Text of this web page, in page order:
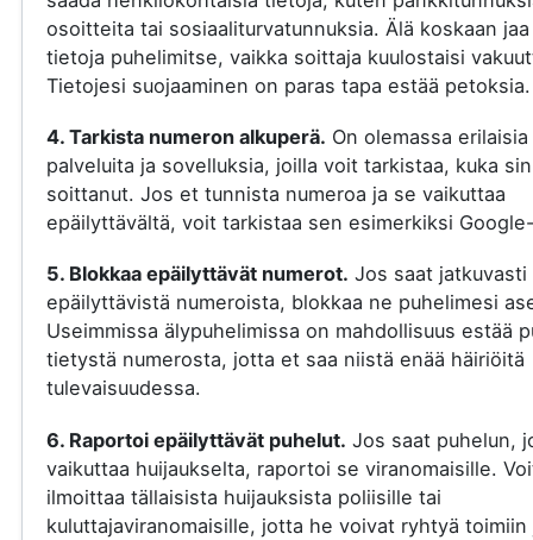
osoitteita tai sosiaaliturvatunnuksia. Älä koskaan
tietoja puhelimitse, vaikka soittaja kuulostaisi
Tietojesi suojaaminen on paras tapa estää petoksia.
4. Tarkista numeron alkuperä. On olemassa erilaisia
palveluita ja sovelluksia, joilla voit tarkistaa, kuka
soittanut. Jos et tunnista numeroa ja se vaikuttaa
epäilyttävältä, voit tarkistaa sen esimerkiksi
5. Blokkaa epäilyttävät numerot. Jos saat jatkuvasti
epäilyttävistä numeroista, blokkaa ne puhelimesi
Useimmissa älypuhelimissa on mahdollisuus estää
tietystä numerosta, jotta et saa niistä enää häiriöitä
tulevaisuudessa.
6. Raportoi epäilyttävät puhelut. Jos saat puhelun,
vaikuttaa huijaukselta, raportoi se viranomaisille.
ilmoittaa tällaisista huijauksista poliisille tai
kuluttajaviranomaisille, jotta he voivat ryhtyä toimiin